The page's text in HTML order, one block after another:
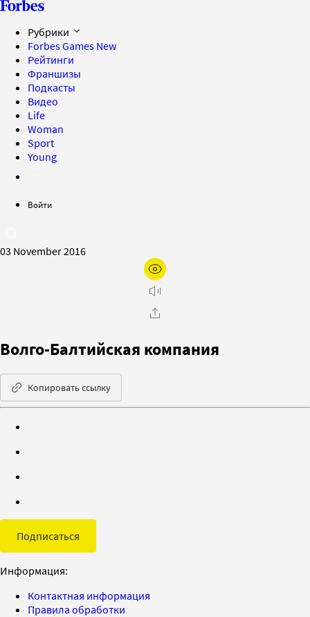
Рубрики
Forbes Games New
Рейтинги
Франшизы
Подкасты
Видео
Life
Woman
Sport
Young
Войти
03 November 2016
Волго-Балтийская компания
Копировать ссылку
Подписаться
Информация:
Контактная информация
Правила обработки